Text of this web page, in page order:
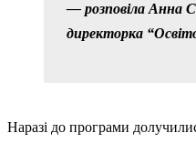
— розповіла Анна
директорка
Наразі до програми